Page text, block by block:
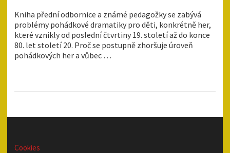
Kniha přední odbornice a známé pedagožky se zabývá
problémy pohádkové dramatiky pro děti, konkrétně her,
které vznikly od poslední čtvrtiny 19. století až do konce
80. let století 20. Proč se postupně zhoršuje úroveň
pohádkových her a vůbec …
Cookies